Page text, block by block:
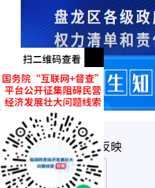
云南评议“码”上反映